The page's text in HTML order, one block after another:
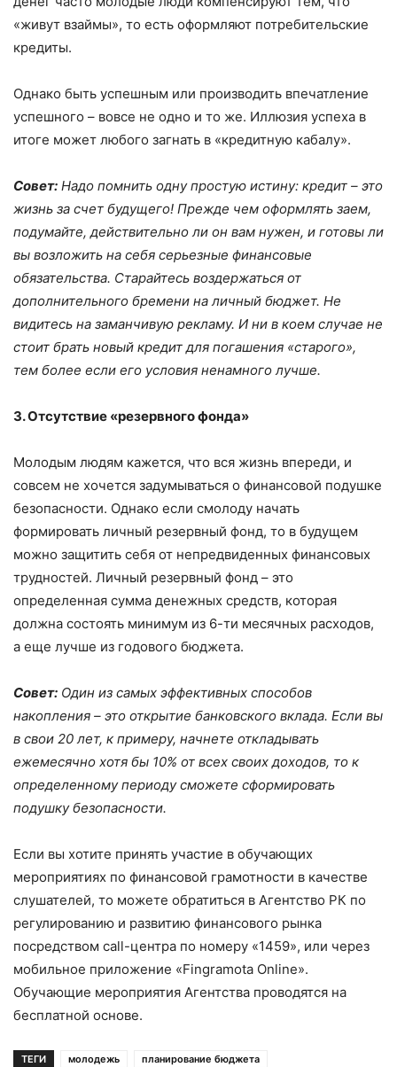
«живут взаймы», то есть оформляют потребительские
кредиты.
Однако быть успешным или производить впечатление
успешного – вовсе не одно и то же. Иллюзия успеха в
итоге может любого загнать в «кредитную кабалу».
Совет: Надо помнить одну простую истину: кредит – это
жизнь за счет будущего! Прежде чем оформлять заем,
подумайте, действительно ли он вам нужен, и готовы ли
вы возложить на себя серьезные финансовые
обязательства. Старайтесь воздержаться от
дополнительного бремени на личный бюджет. Не
видитесь на заманчивую рекламу. И ни в коем случае не
стоит брать новый кредит для погашения «старого»,
тем более если его условия ненамного лучше.
3. Отсутствие «резервного фонда»
Молодым людям кажется, что вся жизнь впереди, и
совсем не хочется задумываться о финансовой подушке
безопасности. Однако если смолоду начать
формировать личный резервный фонд, то в будущем
можно защитить себя от непредвиденных финансовых
трудностей. Личный резервный фонд – это
определенная сумма денежных средств, которая
должна состоять минимум из 6-ти месячных расходов,
а еще лучше из годового бюджета.
Совет: Один из самых эффективных способов
накопления – это открытие банковского вклада. Если вы
в свои 20 лет, к примеру, начнете откладывать
ежемесячно хотя бы 10% от всех своих доходов, то к
определенному периоду сможете сформировать
подушку безопасности.
Если вы хотите принять участие в обучающих
мероприятиях по финансовой грамотности в качестве
слушателей, то можете обратиться в Агентство РК по
регулированию и развитию финансового рынка
посредством call-центра по номеру «1459», или через
мобильное приложение «Fingramota Online».
Обучающие мероприятия Агентства проводятся на
бесплатной основе.
ТЕГИ молодежь планирование бюджета